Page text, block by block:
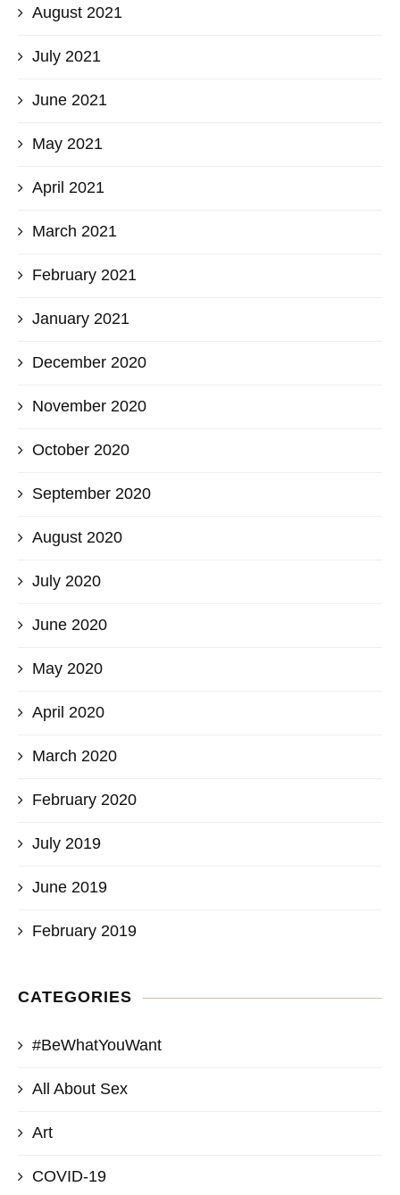
August 2021
July 2021
June 2021
May 2021
April 2021
March 2021
February 2021
January 2021
December 2020
November 2020
October 2020
September 2020
August 2020
July 2020
June 2020
May 2020
April 2020
March 2020
February 2020
July 2019
June 2019
February 2019
CATEGORIES
#BeWhatYouWant
All About Sex
Art
COVID-19